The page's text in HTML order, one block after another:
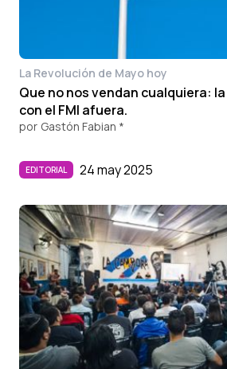
La Revolución de Mayo hoy
Que no nos vendan cualquiera:
con el FMI afuera.
por Gastón Fabian *
EDITORIAL 24 may 2025